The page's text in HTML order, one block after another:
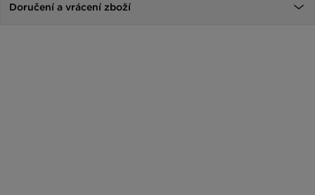
Doručení a vrácení zboží